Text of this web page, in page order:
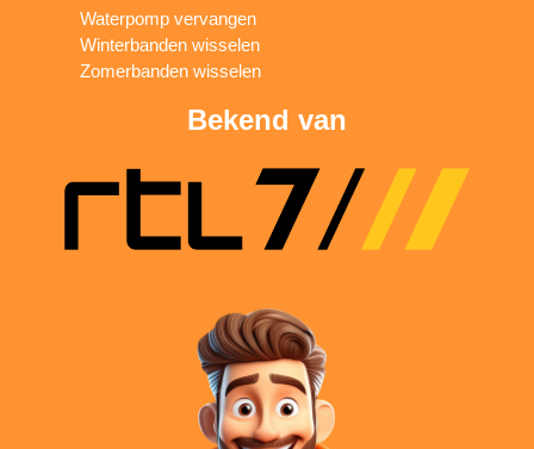
Waterpomp vervangen
Winterbanden wisselen
Zomerbanden wisselen
Bekend van